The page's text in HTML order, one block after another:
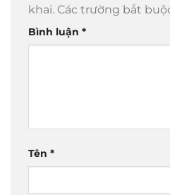
khai. Các trường bắt
Bình luận *
Tên *